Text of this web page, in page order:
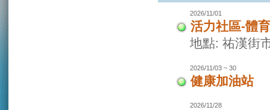
2026/11/01
活力社區-體
地點: 祐漢街
2026/11/03 ~ 30
健康加油站
2026/11/28